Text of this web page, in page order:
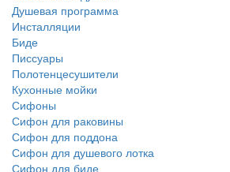
Душевая программа
Инсталляции
Биде
Писсуары
Полотенцесушители
Кухонные мойки
Сифоны
Сифон для раковины
Сифон для поддона
Сифон для душевого лотка
Сифон для биде